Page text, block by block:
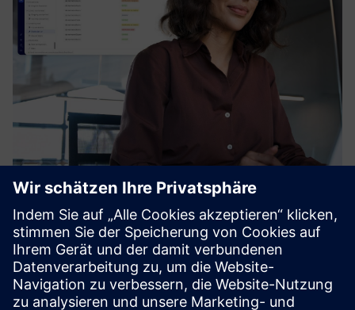
TeamViewer Tensor
TeamViewer Tensor, die Remote-Konnektivitätsplattform,
vereint Sicherheit auf Unternehmensebene, hohe Leistung
und umfassende Integrationen in einer Lösung für die
vollständige Fernüberwachung von IT- und OT-